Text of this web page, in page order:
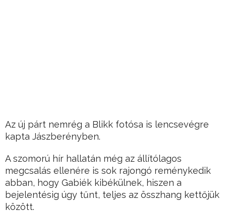
Az új párt nemrég a Blikk fotósa is lencsevégre
kapta Jászberényben.
A szomorú hír hallatán még az állítólagos
megcsalás ellenére is sok rajongó reménykedik
abban, hogy Gabiék kibékülnek, hiszen a
bejelentésig úgy tűnt, teljes az összhang kettőjük
között.